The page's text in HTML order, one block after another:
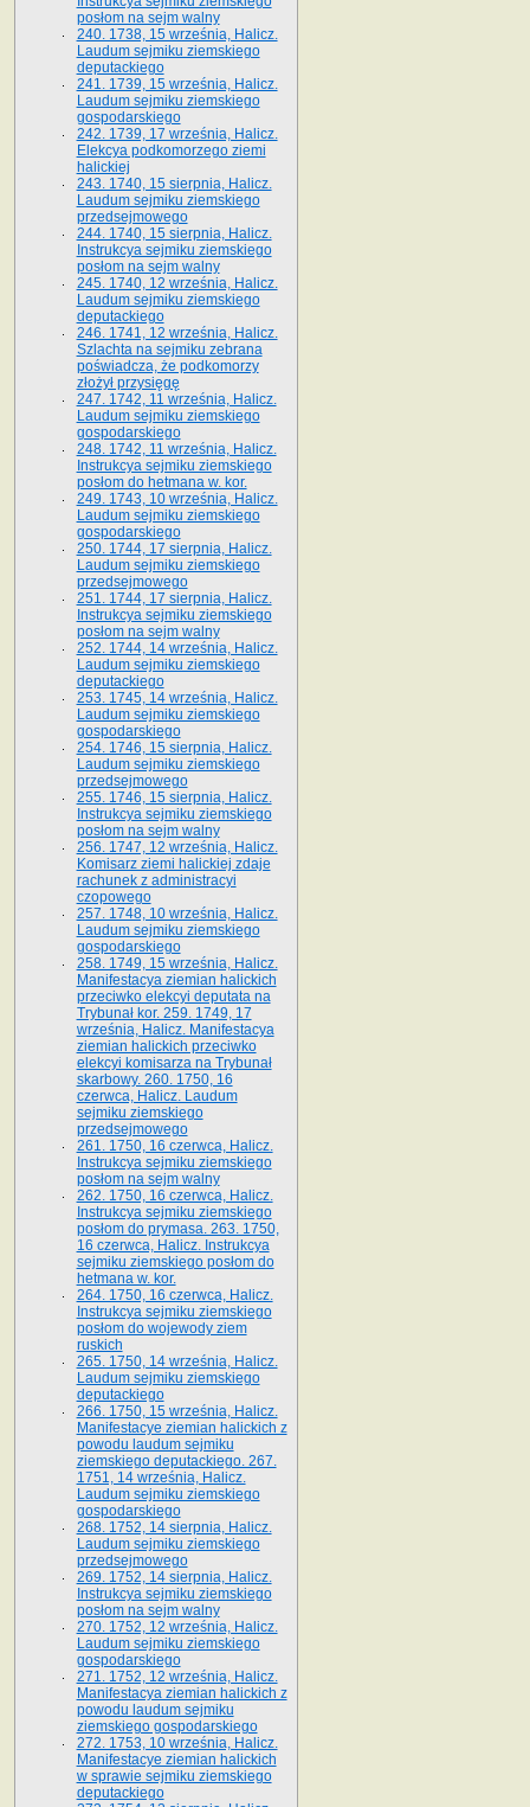
posłom na sejm walny
240. 1738, 15 września, Halicz.
Laudum sejmiku ziemskiego
deputackiego
241. 1739, 15 września, Halicz.
Laudum sejmiku ziemskiego
gospodarskiego
242. 1739, 17 września, Halicz.
Elekcya podkomorzego ziemi
halickiej
243. 1740, 15 sierpnia, Halicz.
Laudum sejmiku ziemskiego
przedsejmowego
244. 1740, 15 sierpnia, Halicz.
Instrukcya sejmiku ziemskiego
posłom na sejm walny
245. 1740, 12 września, Halicz.
Laudum sejmiku ziemskiego
deputackiego
246. 1741, 12 września, Halicz.
Szlachta na sejmiku zebrana
poświadcza, że podkomorzy
złożył przysięgę
247. 1742, 11 września, Halicz.
Laudum sejmiku ziemskiego
gospodarskiego
248. 1742, 11 września, Halicz.
Instrukcya sejmiku ziemskiego
posłom do hetmana w. kor.
249. 1743, 10 września, Halicz.
Laudum sejmiku ziemskiego
gospodarskiego
250. 1744, 17 sierpnia, Halicz.
Laudum sejmiku ziemskiego
przedsejmowego
251. 1744, 17 sierpnia, Halicz.
Instrukcya sejmiku ziemskiego
posłom na sejm walny
252. 1744, 14 września, Halicz.
Laudum sejmiku ziemskiego
deputackiego
253. 1745, 14 września, Halicz.
Laudum sejmiku ziemskiego
gospodarskiego
254. 1746, 15 sierpnia, Halicz.
Laudum sejmiku ziemskiego
przedsejmowego
255. 1746, 15 sierpnia, Halicz.
Instrukcya sejmiku ziemskiego
posłom na sejm walny
256. 1747, 12 września, Halicz.
Komisarz ziemi halickiej zdaje
rachunek z administracyi
czopowego
257. 1748, 10 września, Halicz.
Laudum sejmiku ziemskiego
gospodarskiego
258. 1749, 15 września, Halicz.
Manifestacya ziemian halickich
przeciwko elekcyi deputata na
Trybunał kor. 259. 1749, 17
września, Halicz. Manifestacya
ziemian halickich przeciwko
elekcyi komisarza na Trybunał
skarbowy. 260. 1750, 16
czerwca, Halicz. Laudum
sejmiku ziemskiego
przedsejmowego
261. 1750, 16 czerwca, Halicz.
Instrukcya sejmiku ziemskiego
posłom na sejm walny
262. 1750, 16 czerwca, Halicz.
Instrukcya sejmiku ziemskiego
posłom do prymasa. 263. 1750,
16 czerwca, Halicz. Instrukcya
sejmiku ziemskiego posłom do
hetmana w. kor.
264. 1750, 16 czerwca, Halicz.
Instrukcya sejmiku ziemskiego
posłom do wojewody ziem
ruskich
265. 1750, 14 września, Halicz.
Laudum sejmiku ziemskiego
deputackiego
266. 1750, 15 września, Halicz.
Manifestacye ziemian halickich z
powodu laudum sejmiku
ziemskiego deputackiego. 267.
1751, 14 września, Halicz.
Laudum sejmiku ziemskiego
gospodarskiego
268. 1752, 14 sierpnia, Halicz.
Laudum sejmiku ziemskiego
przedsejmowego
269. 1752, 14 sierpnia, Halicz.
Instrukcya sejmiku ziemskiego
posłom na sejm walny
270. 1752, 12 września, Halicz.
Laudum sejmiku ziemskiego
gospodarskiego
271. 1752, 12 września, Halicz.
Manifestacya ziemian halickich z
powodu laudum sejmiku
ziemskiego gospodarskiego
272. 1753, 10 września, Halicz.
Manifestacye ziemian halickich
w sprawie sejmiku ziemskiego
deputackiego